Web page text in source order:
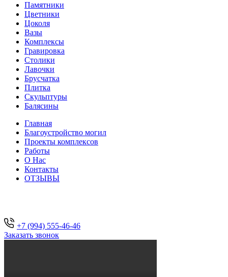
Памятники
Цветники
Цоколя
Вазы
Комплексы
Гравировка
Столики
Лавочки
Брусчатка
Плитка
Скульптуры
Балясины
Главная
Благоустройство могил
Проекты комплексов
Работы
О Нас
Контакты
ОТЗЫВЫ
+7 (994) 555-46-46
Заказать звонок